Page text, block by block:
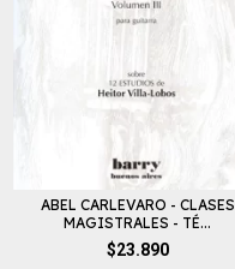
ABEL CARLEVARO - CLASES
MAGISTRALES - TÉ...
$23.890